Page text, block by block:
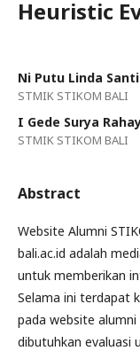
Heuristic
Ni Putu Linda
STMIK STIKOM BALI
I Gede Surya
STMIK STIKOM BALI
Abstract
Website Alumni
bali.ac.id adalah
untuk memberikan
Selama ini terdapat
pada website
dibutuhkan evaluasi